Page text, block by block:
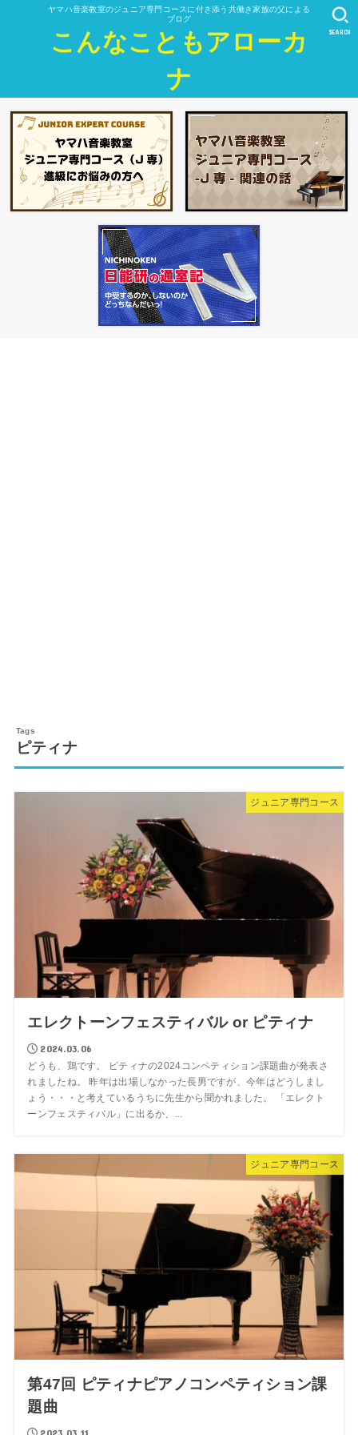
ヤマハ音楽教室のジュニア専門コースに付き添う共働き家族の父による
ブログ
こんなこともアローカ
ナ
SEARCH
ピティナ
ジュニア専門コース
エレクトーンフェスティバル or ピティナ
2024.03.06
どうも、鶏です。 ピティナの2024コンペティション課題曲が発表さ
れましたね。 昨年は出場しなかった長男ですが、今年はどうしまし
ょう・・・と考えているうちに先生から聞かれました。 「エレクト
ーンフェスティバル」に出るか、...
ジュニア専門コース
第47回 ピティナピアノコンペティション課
題曲